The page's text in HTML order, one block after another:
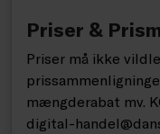
Priser &
Priser må ikke
mængderabat mv.
digital-